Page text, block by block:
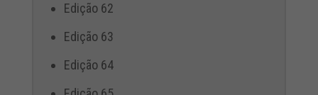
Edição 62
Edição 63
Edição 64